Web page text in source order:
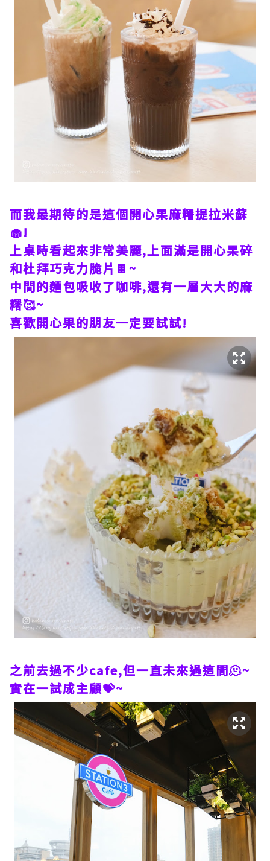
而我最期待的是這個開心果麻糬提拉米蘇
🧁!
上桌時看起來非常美麗,上面滿是開心果碎
和杜拜巧克力脆片🍫~
中間的麵包吸收了咖啡,還有一層大大的麻
糬🥰~
喜歡開心果的朋友一定要試試!
之前去過不少cafe,但一直未來過這間🫠~
實在一試成主顧💝~